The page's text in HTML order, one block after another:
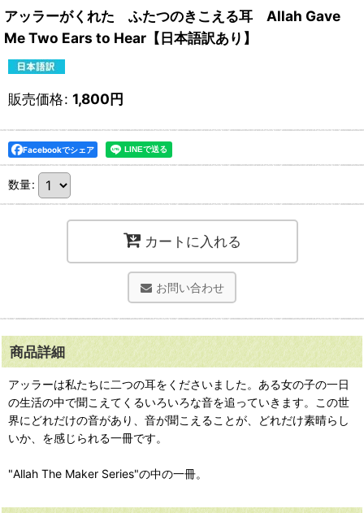
アッラーがくれた ふたつのきこえる耳 Allah Gave
Me Two Ears to Hear【日本語訳あり】
販売価格: 1,800円
Facebookでシェア
数量:
カートに入れる
お問い合わせ
商品詳細
アッラーは私たちに二つの耳をくださいました。ある女の子の一日
の生活の中で聞こえてくるいろいろな音を追っていきます。この世
界にどれだけの音があり、音が聞こえることが、どれだけ素晴らし
いか、を感じられる一冊です。
"Allah The Maker Series"の中の一冊。